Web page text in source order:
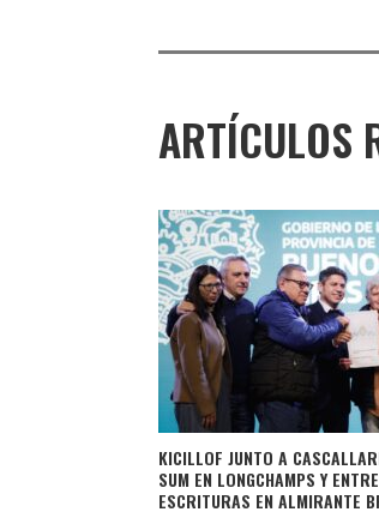
ARTÍCULOS
KICILLOF JUNTO A
SUM EN LONGCHAMPS Y
ESCRITURAS EN ALMIRANTE